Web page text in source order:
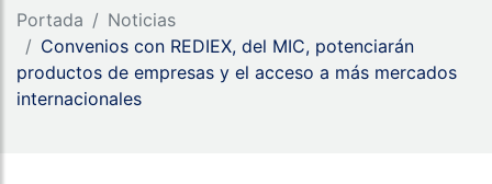
Portada
Noticias
Convenios con REDIEX, del MIC, potenciarán
productos de empresas y el acceso a más mercados
internacionales